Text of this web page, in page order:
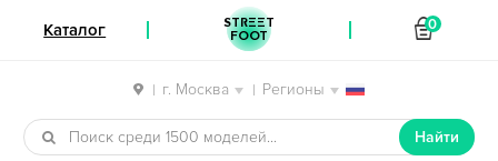
| г. Москва | Регионы
Перейти к навигации
Перейти к содержимому
Найти
Каталог STREET
FOOT
0